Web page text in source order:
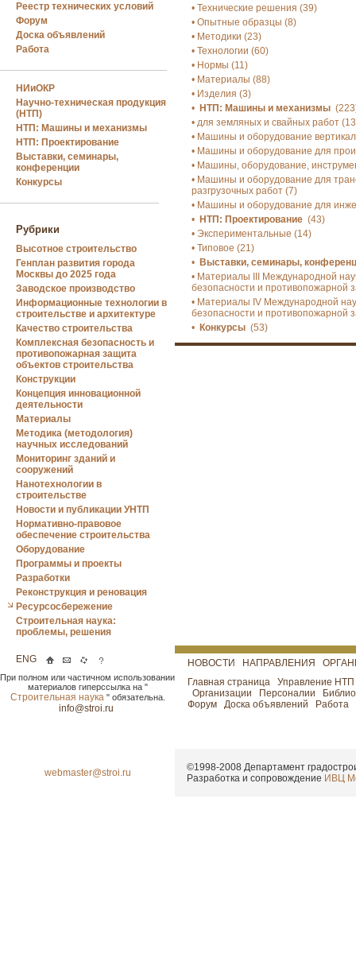
Реестр технических условий
Форум
Доска объявлений
Работа
НИиОКР
Научно-техническая продукция
(НТП)
HTП: Машины и механизмы
НТП: Проектирование
Выставки, семинары,
конференции
Конкурсы
Рубрики
Высотное строительство
Генплан развития города
Москвы до 2025 года
Заводское производство
Информационные технологии в
строительстве и архитектуре
Качество строительства
Комплексная безопасность и
противопожарная защита
объектов строительства
Конструкции
Концепция инновационной
деятельности
Материалы
Методика (методология)
научных исследований
Мониторинг зданий и
сооружений
Нанотехнологии в
строительстве
Новости и публикации УНТП
Нормативно-правовое
обеспечение строительства
Оборудование
Программы и проекты
Разработки
Реконструкция и реновация
Ресурсосбережение
Строительная наука:
проблемы, решения
• Технические решения (39)
• Опытные образцы (8)
• Методики (23)
• Технологии (60)
• Нормы (11)
• Материалы (88)
• Изделия (3)
• HTП: Машины и механизмы
• для земляных и свайных работ
• Машины и оборудование
• Машины и оборудование для
• Машины, оборудование,
• Машины и оборудование для
разгрузочных работ (7)
• Машины и оборудование для
• НТП: Проектирование (43)
• Экспериментальные (14)
• Типовое (21)
• Выставки, семинары,
• Материалы III Международной
безопасности и противопожарной
• Материалы IV Международной
безопасности и противопожарной
• Конкурсы (53)
ENG
При полном или частичном использовании
материалов гиперссылка на "
Строительная наука " обязательна.
info@stroi.ru
НОВОСТИ НАПРАВЛЕНИЯ
Главная страница
Управление НТП
Организации
Персоналии
Форум
Доска объявлений Работа
webmaster@stroi.ru ©1998-2008 Департамент
Разработка и сопровождение ИВЦ